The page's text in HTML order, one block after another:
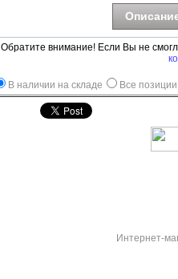
Обратите внимание! Если Вы не
В наличии на складе Все позиции
Интернет-